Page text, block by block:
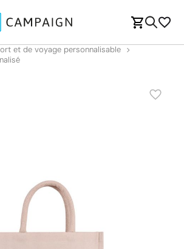
et de voyage personnalisable